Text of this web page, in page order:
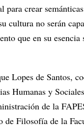
para crear
cultura no serán
que en su esencia
Lopes de Santos,
Humanas y
de la
de Filosofía de la